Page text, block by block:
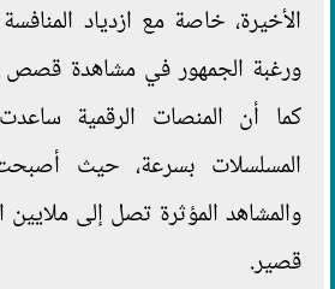
الأخيرة، خاصة مع ازدياد
ورغبة الجمهور في مشاهدة قصص
كما أن المنصات الرقمية
المسلسلات بسرعة، حيث
والمشاهد المؤثرة تصل إلى
قصير.